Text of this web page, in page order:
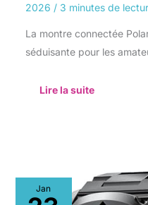
2026 / 3 minutes de
La montre connectée
séduisante pour les
Lire la suite
Jan
Test
de